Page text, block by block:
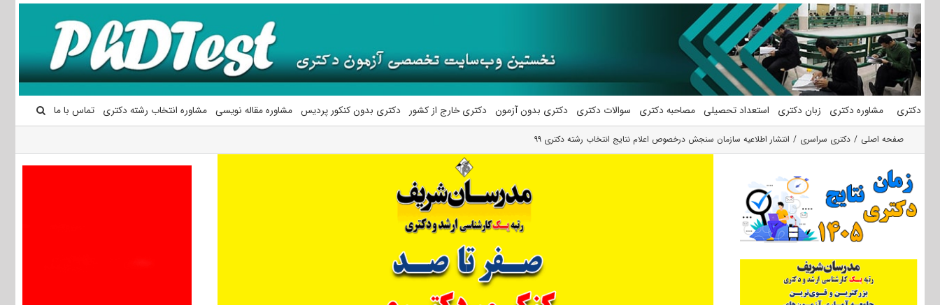
محتوا
دکتری مشاوره دکتری زبان دکتری استعداد تحصیلی مصاحبه دکتری سوالات دکتری دکتری بدون آزمون دکتری خارج از کشور دکتری بدون کنکور پردیس مشاوره مقاله نویسی مشاوره انتخاب رشته دکتری تماس با ما
صفحه اصلی دکتری سراسری انتشار اطلاعیه سازمان سنجش درخصوص اعلام نتایج انتخاب رشته دکتری ۹۹